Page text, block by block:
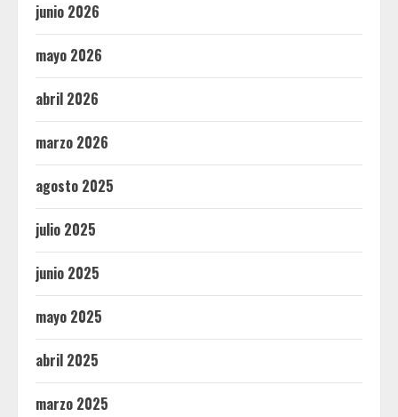
junio 2026
mayo 2026
abril 2026
marzo 2026
agosto 2025
julio 2025
junio 2025
mayo 2025
abril 2025
marzo 2025